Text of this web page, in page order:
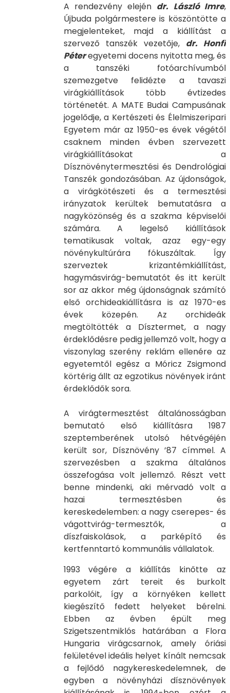
A rendezvény elején dr. László Imre,
Újbuda polgármestere is köszöntötte a
megjelenteket, majd a kiállítást a
szervező tanszék vezetője, dr. Honfi
Péteregyetemi docens nyitotta meg, és
a tanszéki fotóarchívumból
szemezgetve felidézte a tavaszi
virágkiállítások több évtizedes
történetét. A MATE Budai Campusának
jogelődje, a Kertészeti és Élelmiszeripari
Egyetem már az 1950-es évek végétől
csaknem minden évben szervezett
virágkiállításokat a
Dísznövénytermesztési és Dendrológiai
Tanszék gondozásában. Az újdonságok,
a virágkötészeti és a termesztési
irányzatok kerültek bemutatásra a
nagyközönség és a szakma képviselői
számára. A legelső kiállítások
tematikusak voltak, azaz egy-egy
növénykultúrára fókuszáltak. Így
szerveztek krizantémkiállítást,
hagymásvirág-bemutatót és itt került
sor az akkor még újdonságnak számító
első orchideakiállításra is az 1970-es
évek közepén. Az orchideák
megtöltötték a Dísztermet, a nagy
érdeklődésre pedig jellemző volt, hogy a
viszonylag szerény reklám ellenére az
egyetemtől egész a Móricz Zsigmond
körtérig állt az egzotikus növények iránt
érdeklődők sora.
A virágtermesztést általánosságban
bemutató első kiállításra 1987
szeptemberének utolsó hétvégéjén
került sor, Dísznövény ’87 címmel. A
szervezésben a szakma általános
összefogása volt jellemző. Részt vett
benne mindenki, aki mérvadó volt a
hazai termesztésben és
kereskedelemben: a nagy cserepes- és
vágottvirág-termesztők, a
díszfaiskolások, a parképítő és
kertfenntartó kommunális vállalatok.
1993 végére a kiállítás kinőtte az
egyetem zárt tereit és burkolt
parkolóit, így a környéken kellett
kiegészítő fedett helyeket bérelni.
Ebben az évben épült meg
Szigetszentmiklós határában a Flora
Hungaria virágcsarnok, amely óriási
felületével ideális helyet kínált nemcsak
a fejlődő nagykereskedelemnek, de
egyben a növényházi dísznövények